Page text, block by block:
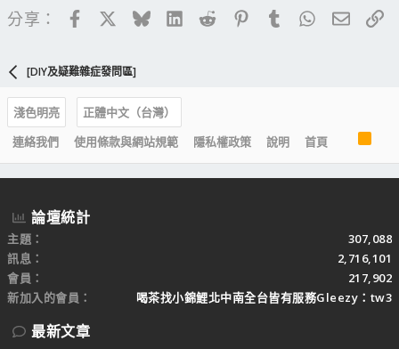
分享： FacebookBlueskyLinkedIn
Reddit PinterestTumblrWhatsApp
電子
[DIY及疑難雜症發問區]
淺色明亮
正體中文（台灣）
連絡我們
使用條款與網站規範 隱私權政策 說明 首頁
S
論壇統計
主題
307,088
訊息
2,716,101
會員
217,902
新加入的會員
喝茶找小錦鯉北中南全台皆有服務Gleezy：tw3
最新文章